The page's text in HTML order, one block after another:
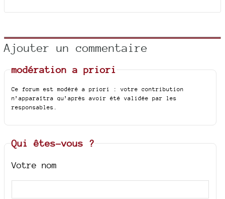
Ajouter un commentaire
modération a priori
Ce forum est modéré a priori : votre contribution
n’apparaîtra qu’après avoir été validée par les
responsables.
Qui êtes-vous ?
Votre nom